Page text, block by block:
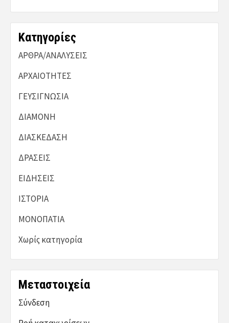
Kατηγορίες
ΑΡΘΡΑ/ΑΝΑΛΥΣΕΙΣ
ΑΡΧΑΙΟΤΗΤΕΣ
ΓΕΥΣΙΓΝΩΣΙΑ
ΔΙΑΜΟΝΗ
ΔΙΑΣΚΕΔΑΣΗ
ΔΡΑΣΕΙΣ
ΕΙΔΗΣΕΙΣ
ΙΣΤΟΡΙΑ
ΜΟΝΟΠΑΤΙΑ
Χωρίς κατηγορία
Μεταστοιχεία
Σύνδεση